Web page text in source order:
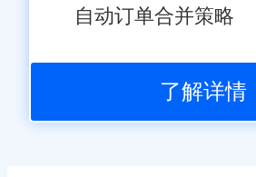
自动订单合并策略
了解详情